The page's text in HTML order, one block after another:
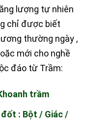
lượng tự nhiên
chỉ được biết
thường ngày ,
mới cho nghề
đáo từ Trầm:
trầm
đốt : Bột / Giác /